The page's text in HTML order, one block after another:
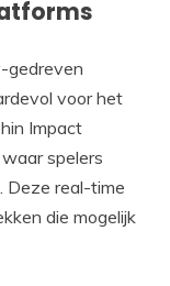
gedreven
voor het
Impact
spelers
Deze real-time
die mogelijk